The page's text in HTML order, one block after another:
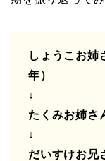
しょうこお姉
年）
↓
たくみお姉さ
↓
だいすけお兄